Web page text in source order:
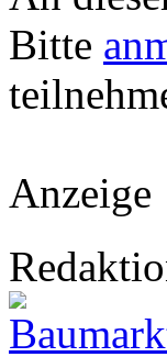
Bitte
Anzeige